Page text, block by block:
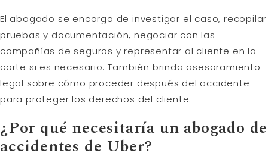
El abogado se encarga de investigar el caso, recopilar
pruebas y documentación, negociar con las
compañías de seguros y representar al cliente en la
corte si es necesario. También brinda asesoramiento
legal sobre cómo proceder después del accidente
para proteger los derechos del cliente.
¿Por qué necesitaría un abogado de
accidentes de Uber?